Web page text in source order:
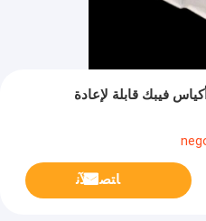
160 جم ​​/ م 2 - 200 جم / م 2 أكياس فيبك قابلة لإعادة
ﺎﺘﺼﻟ ﺍﻶﻧ